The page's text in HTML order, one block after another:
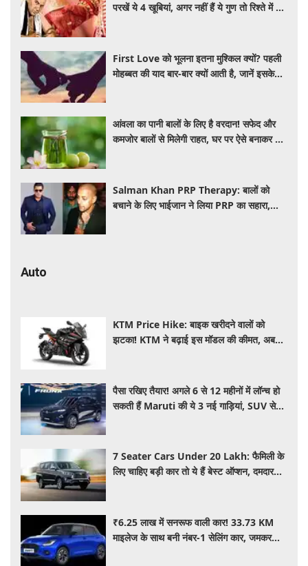
परखें ये 4 खूबियां, अगर नहीं हैं ये गुण तो रिश्ते में बढ़
First Love को भूलना इतना मुश्किल क्यों? पहली
मोहब्बत की याद बार-बार क्यों आती है, जानें इसके
आंवला का पानी बालों के लिए है वरदान! सफेद और
कमजोर बालों से मिलेगी राहत, घर पर ऐसे बनाकर करें
Salman Khan PRP Therapy: बालों को
बचाने के लिए भाईजान ने लिया PRP का सहारा,
Auto
KTM Price Hike: बाइक खरीदने वालों को
झटका! KTM ने बढ़ाई इस मॉडल की कीमत, अब
पैसा रखिए तैयार! अगले 6 से 12 महीनों में लॉन्च हो
सकती हैं Maruti की ये 3 नई गाड़ियां, SUV से
7 Seater Cars Under 20 Lakh: फैमिली के
लिए चाहिए बड़ी कार तो ये हैं बेस्ट ऑप्शन, दमदार
₹6.25 लाख में सनरूफ वाली कार! 33.73 KM
माइलेज के साथ बनी नंबर-1 सेलिंग कार, जमकर